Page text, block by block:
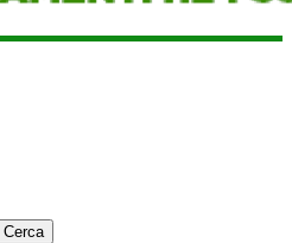
Cerca